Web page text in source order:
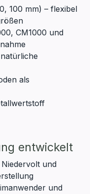
100 mm) – flexibel
CM1000 und
als
entwickelt
und
und